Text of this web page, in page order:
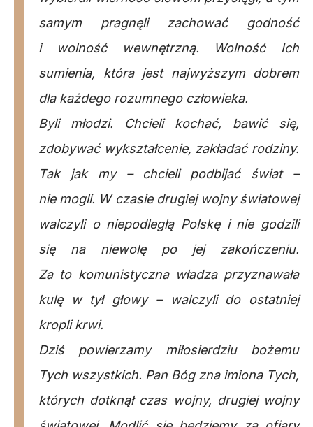
samym pragnęli zachować godność
i wolność wewnętrzną. Wolność Ich
sumienia, która jest najwyższym dobrem
dla każdego rozumnego człowieka.
Byli młodzi. Chcieli kochać, bawić się,
zdobywać wykształcenie, zakładać rodziny.
Tak jak my – chcieli podbijać świat –
nie mogli. W czasie drugiej wojny światowej
walczyli o niepodległą Polskę i nie godzili
się na niewolę po jej zakończeniu.
Za to komunistyczna władza przyznawała
kulę w tył głowy – walczyli do ostatniej
kropli krwi.
Dziś powierzamy miłosierdziu bożemu
Tych wszystkich. Pan Bóg zna imiona Tych,
których dotknął czas wojny, drugiej wojny